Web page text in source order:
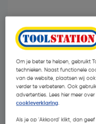
Om je beter te helpen, gebruikt
technieken. Naast functionele
van de website, plaatsen wij
verder te verbeteren. Ook
advertenties. Lees hier meer
cookieverklaring.
Als je op 'Akkoord' klikt, dan